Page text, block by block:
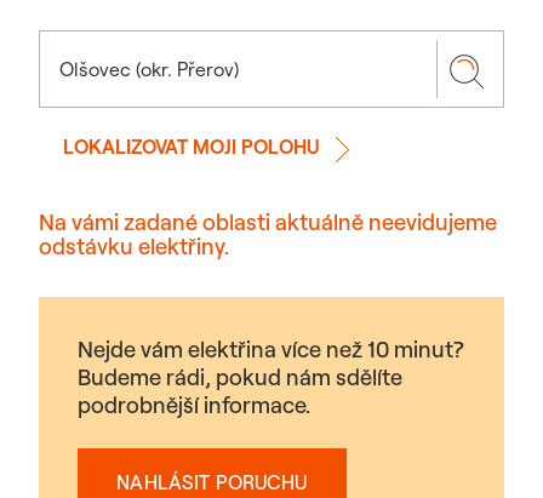
LOKALIZOVAT MOJI POLOHU
Na vámi zadané oblasti aktuálně neevidujeme
odstávku elektřiny.
Nejde vám elektřina více než 10 minut?
Budeme rádi, pokud nám sdělíte
podrobnější informace.
NAHLÁSIT PORUCHU